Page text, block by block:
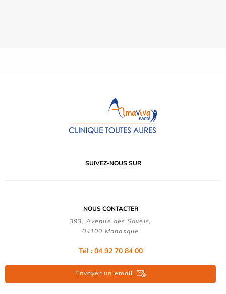
SUIVEZ-NOUS SUR
NOUS CONTACTER
393, Avenue des Savels,
04100 Manosque
Tél : 04 92 70 84 00
Envoyer un email